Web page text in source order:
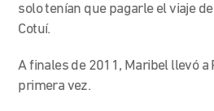
solo tenían que pagarle el viaje
Cotuí.
A finales de 2011, Maribel llevó a
primera vez.